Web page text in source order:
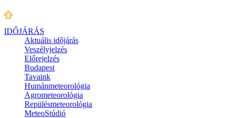
IDŐJÁRÁS
Aktuális időjárás
Veszélyjelzés
Előrejelzés
Budapest
Tavaink
Humánmeteorológia
Agrometeorológia
Repülésmeteorológia
MeteoStúdió